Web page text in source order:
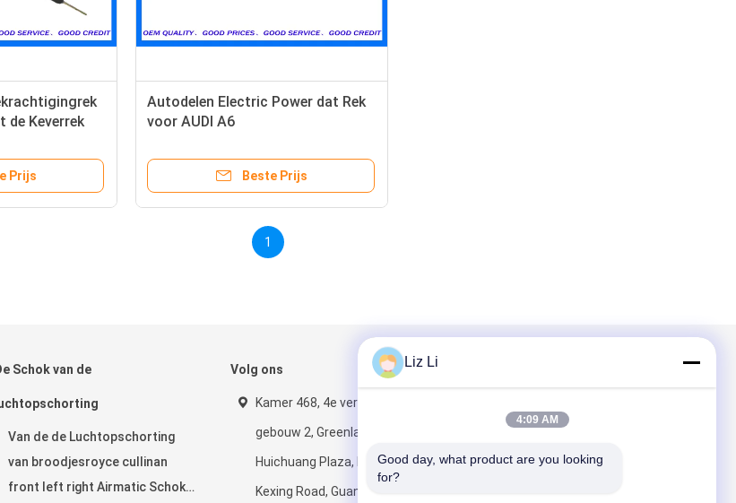
de Keverrek
Prijs
Autodelen Electric Power dat Rek
voor AUDI A6
sturen
Beste Prijs
1
Schok van de
Van de de Luchtopschorting
van broodjesroyce cullinan
front left right Airmatic Schok
Volg ons
Kamer 468, 4e verdieping,
gebouw 2, Greenland
Huichuang Plaza, No. 6
Kexing Road, Guangzhou
Liz Li
4:09 AM
Good day, what product are you looking
for?